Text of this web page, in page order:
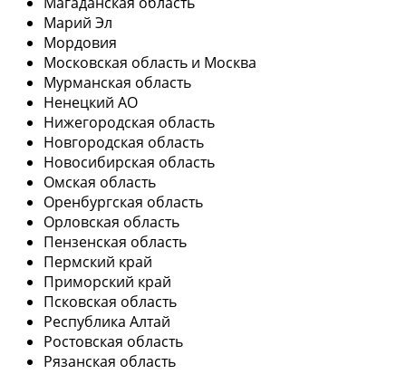
Марий Эл
Мордовия
Московская область и Москва
Мурманская область
Ненецкий АО
Нижегородская область
Новгородская область
Новосибирская область
Омская область
Оренбургская область
Орловская область
Пензенская область
Пермский край
Приморский край
Псковская область
Республика Алтай
Ростовская область
Рязанская область